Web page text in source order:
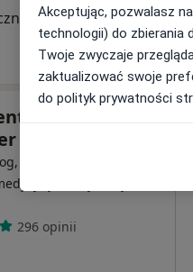
150 zł
Dominika
Lekarz wykonujący
estetycznej
296 opinii
Akceptując, pozwalasz
technologii) do zbierania
Twoje zwyczaje
zaktualizować swoje
do polityk prywatności